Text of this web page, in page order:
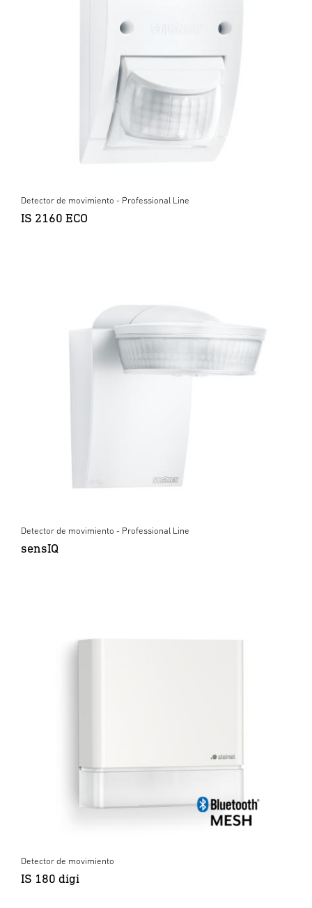
Detector de movimiento - Professional Line
IS 2160 ECO
Detector de movimiento - Professional Line
sensIQ
Detector de movimiento
IS 180 digi